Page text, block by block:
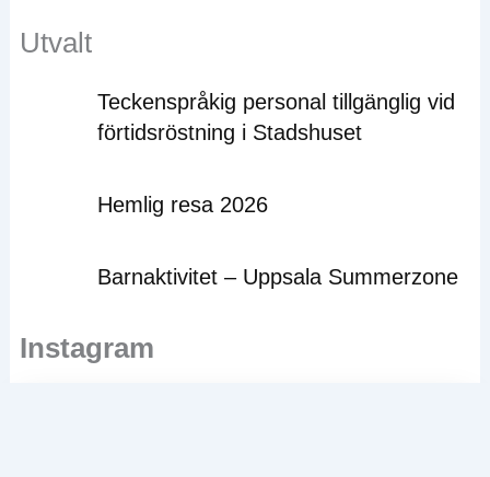
Utvalt
Teckenspråkig personal tillgänglig vid
förtidsröstning i Stadshuset
Hemlig resa 2026
Barnaktivitet – Uppsala Summerzone
Instagram